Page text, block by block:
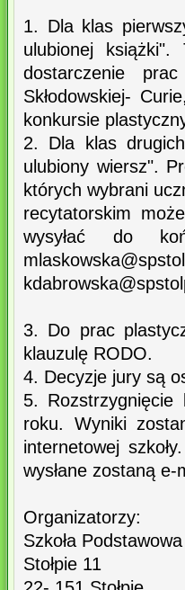
1. Dla klas
ulubionej
dostarczenie
Skłodowskiej-
konkursie
2. Dla klas
ulubiony wiersz".
których wybrani
recytatorskim
wysyłać do
3. Do prac
klauzulę RODO.
4. Decyzje jury są
5.
roku. Wyniki
internetowej
wysłane zostaną e-
Organizatorzy:
Szkoła
Stołpie 11